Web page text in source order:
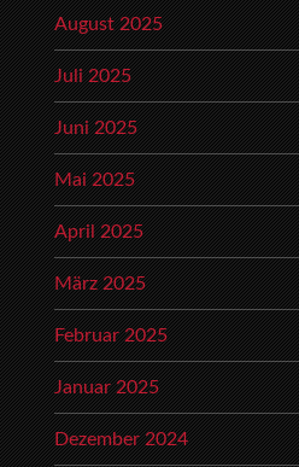
August 2025
Juli 2025
Juni 2025
Mai 2025
April 2025
März 2025
Februar 2025
Januar 2025
Dezember 2024